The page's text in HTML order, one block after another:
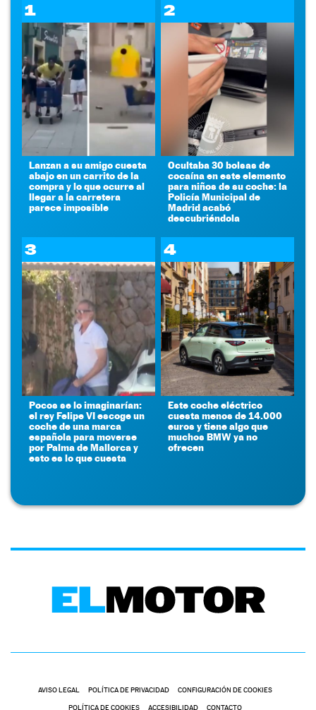
1
Lanzan a su amigo cuesta
abajo en un carrito de la
compra y lo que ocurre al
llegar a la carretera
parece imposible
2
Ocultaba 30 bolsas de
cocaína en este elemento
para niños de su coche: la
Policía Municipal de
Madrid acabó
descubriéndola
3
Pocos se lo imaginarían:
el rey Felipe VI escoge un
coche de una marca
española para moverse
por Palma de Mallorca y
esto es lo que cuesta
4
Este coche eléctrico
cuesta menos de 14.000
euros y tiene algo que
muchos BMW ya no
ofrecen
AVISO LEGAL POLÍTICA DE PRIVACIDAD CONFIGURACIÓN DE COOKIES
POLÍTICA DE COOKIES ACCESIBILIDAD CONTACTO